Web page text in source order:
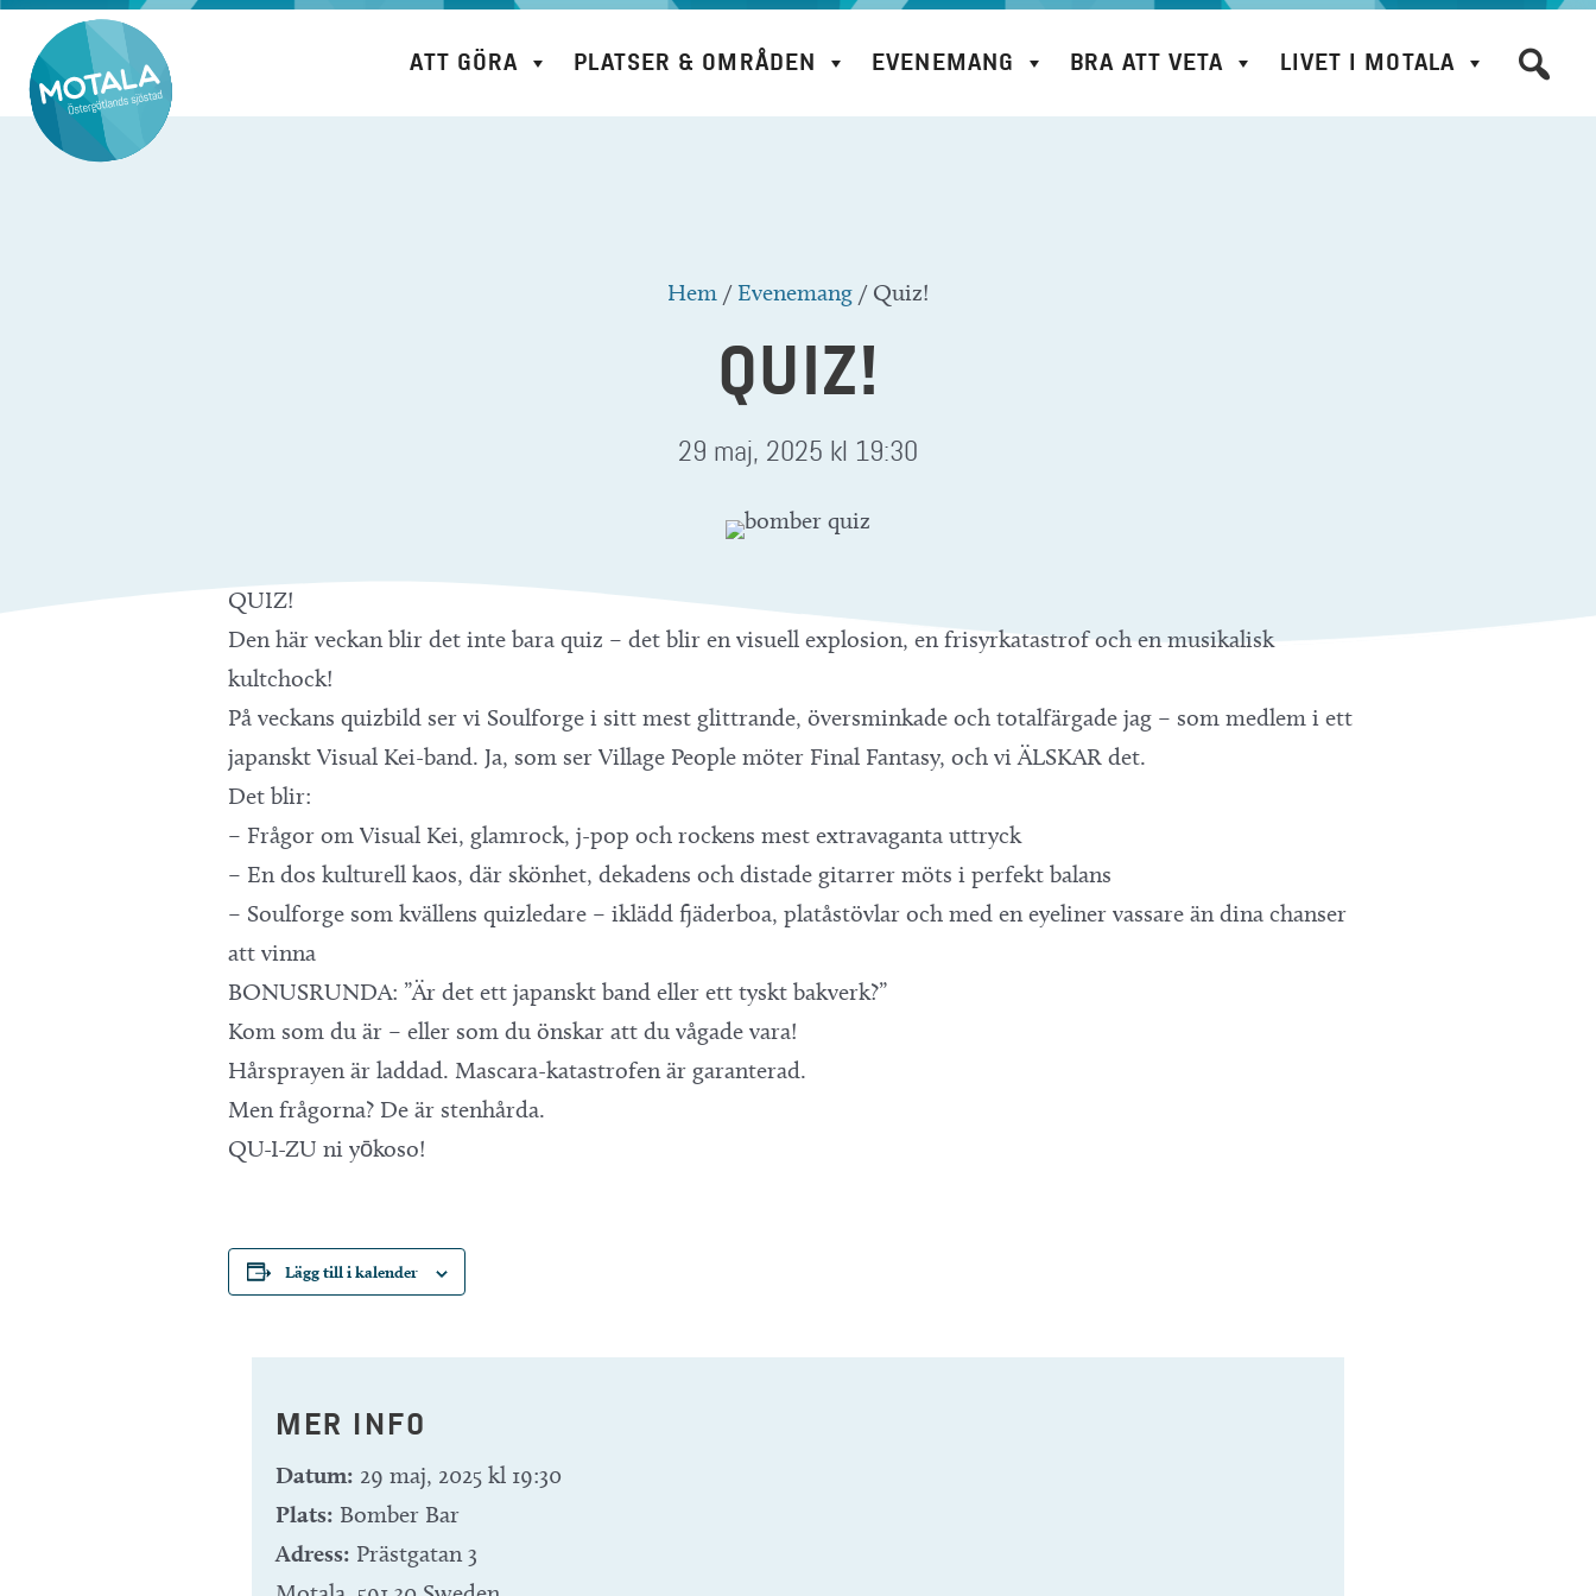
Hoppa
innehåll
ATT GÖRA PLATSER & OMRÅDEN EVENEMANG BRA ATT VETA LIVET I MOTALA
Hem /Evenemang/ Quiz!
QUIZ!
29 maj, 2025 kl 19:30
QUIZ!
Den här veckan blir det inte bara quiz – det blir en visuell explosion, en frisyrkatastrof och en musikalisk
kultchock!
På veckans quizbild ser vi Soulforge i sitt mest glittrande, översminkade och totalfärgade jag – som medlem i ett
japanskt Visual Kei-band. Ja, som ser Village People möter Final Fantasy, och vi ÄLSKAR det.
Det blir:
– Frågor om Visual Kei, glamrock, j-pop och rockens mest extravaganta uttryck
– En dos kulturell kaos, där skönhet, dekadens och distade gitarrer möts i perfekt balans
– Soulforge som kvällens quizledare – iklädd fjäderboa, platåstövlar och med en eyeliner vassare än dina chanser
att vinna
BONUSRUNDA: ”Är det ett japanskt band eller ett tyskt bakverk?”
Kom som du är – eller som du önskar att du vågade vara!
Hårsprayen är laddad. Mascara-katastrofen är garanterad.
Men frågorna? De är stenhårda.
QU-I-ZU ni yōkoso!
Lägg till i kalender
MER INFO
Datum: 29 maj, 2025 kl 19:30
Plats: Bomber Bar
Adress: Prästgatan 3